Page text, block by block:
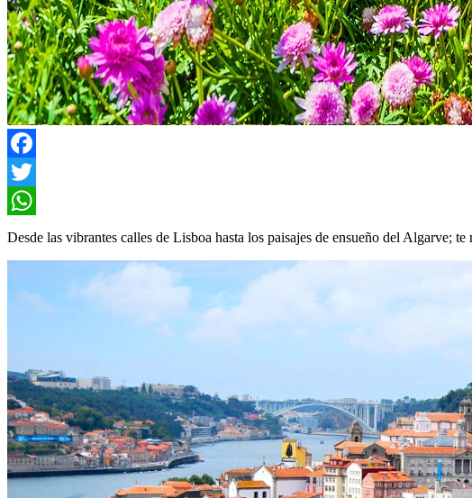
Facebook
Twitter
WhatsApp
Desde las vibrantes calles de Lisboa hasta los paisajes de ensueño del Algarve;